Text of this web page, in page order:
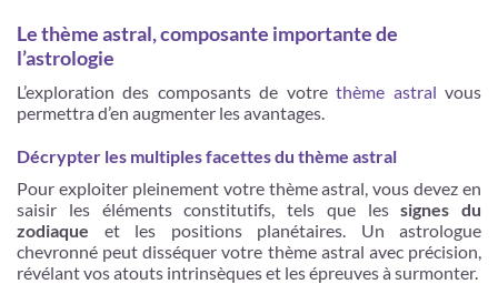
Le thème astral, composante importante de
l’astrologie
L’exploration des composants de votrethème astral vous
permettra d’en augmenter les avantages.
Décrypter les multiples facettes du thème astral
Pour exploiter pleinement votre thème astral, vous devez en
saisir les éléments constitutifs, tels que lessignes du
zodiaque et les positions planétaires. Un astrologue
chevronné peut disséquer votre thème astral avec précision,
révélant vos atouts intrinsèques et les épreuves à surmonter.